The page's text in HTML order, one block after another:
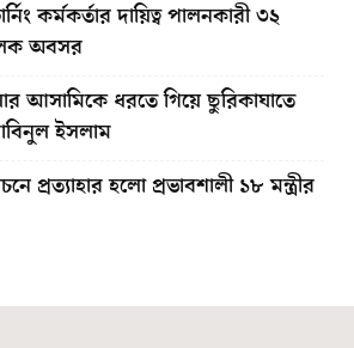
কর্মকর্তার দায়িত্ব পালনকারী ৩২
অবসর
আসামিকে ধরতে গিয়ে ছুরিকাঘাতে
ইসলাম
প্রত্যাহার হলো প্রভাবশালী ১৮ মন্ত্রীর